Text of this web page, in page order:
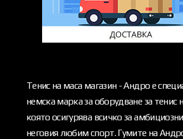
Тенис на маса магазин - Андро е
немска марка за оборудване за тенис
която осигурява всичко за
неговия любим спорт. Гумите на